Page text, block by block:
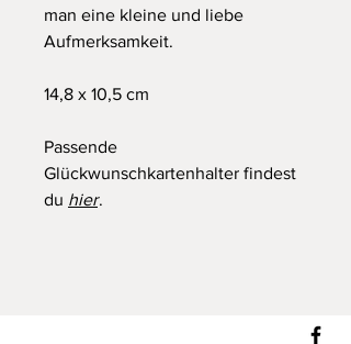
man eine kleine und liebe
Aufmerksamkeit.
14,8 x 10,5 cm
Passende
Glückwunschkartenhalter findest
du hier.